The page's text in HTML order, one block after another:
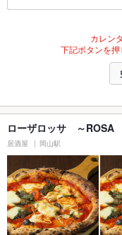
カレン
下記ボタンを押
ローザロッサ ～
居酒屋 岡山駅